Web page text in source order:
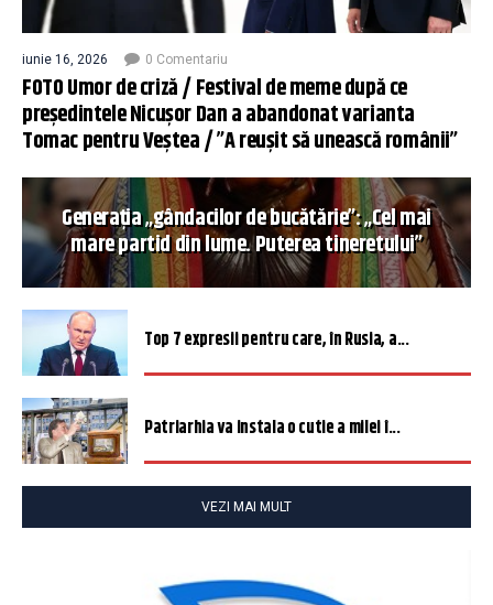
iunie 16, 2026 0 Comentariu
FOTO Umor de criză / Festival de meme după ce
președintele Nicușor Dan a abandonat varianta
Tomac pentru Veștea / ”A reușit să unească românii”
Generația „gândacilor de bucătărie”: „Cel mai
mare partid din lume. Puterea tineretului”
Top 7 expresii pentru care, în Rusia, a...
Patriarhia va instala o cutie a milei î...
VEZI MAI MULT